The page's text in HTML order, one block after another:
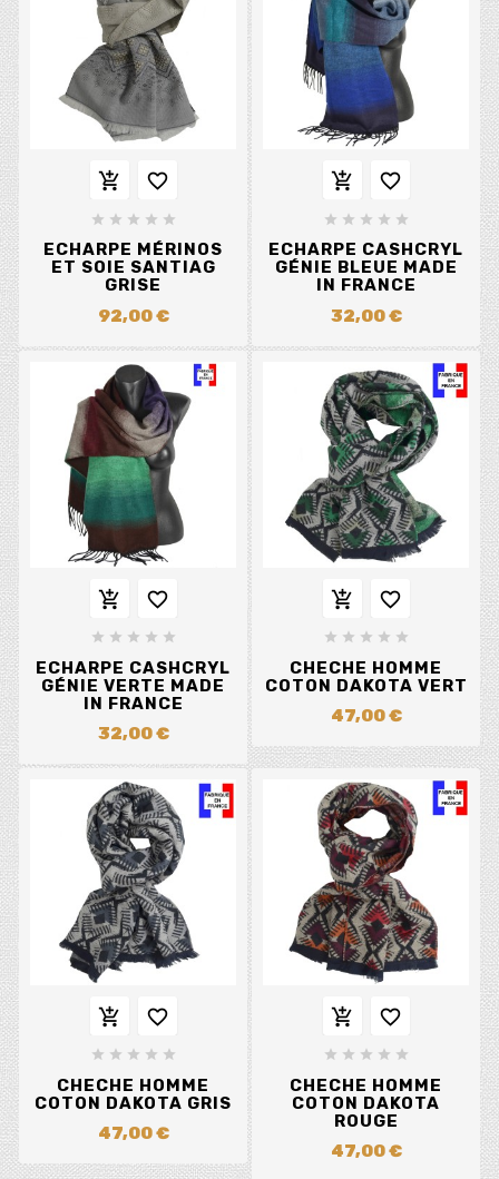
 
    
ECHARPE MÉRINOS
ET SOIE SANTIAG
GRISE
92,00 €
 
    
ECHARPE CASHCRYL
GÉNIE BLEUE MADE
IN FRANCE
32,00 €
 
    
ECHARPE CASHCRYL
GÉNIE VERTE MADE
IN FRANCE
32,00 €
 
    
CHECHE HOMME
COTON DAKOTA VERT
47,00 €
 
    
CHECHE HOMME
COTON DAKOTA GRIS
47,00 €
 
    
CHECHE HOMME
COTON DAKOTA
ROUGE
47,00 €